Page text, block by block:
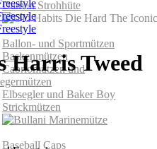
Damen Strohhüte
Ballon- und Sportmützen
Baskenmützen
Cabriomützen und
Elbsegler und Baker Boy
Strickmützen
Baseball Caps
Harris Tweed